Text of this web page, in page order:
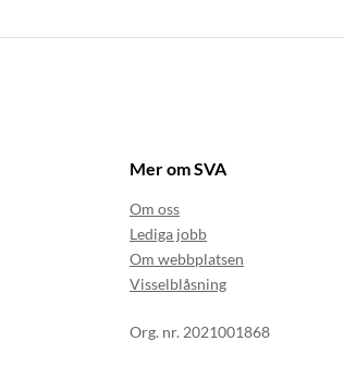
Mer om SVA
Om oss
Lediga jobb
Om webbplatsen
Visselblåsning
Org. nr. 2021001868